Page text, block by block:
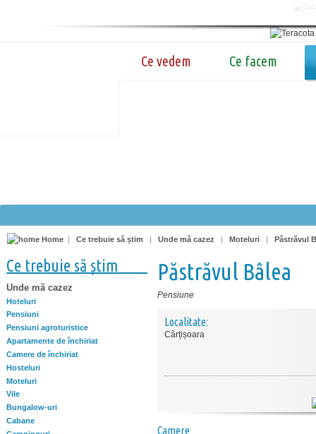
Ce vedem Ce facem
Home | Ce trebuie să știm | Unde mă cazez | Moteluri | Păstrăvul
Ce trebuie să știm
Unde mă cazez
Hoteluri
Pensiuni
Pensiuni agroturistice
Apartamente de închiriat
Camere de închiriat
Hosteluri
Moteluri
Vile
Bungalow-uri
Cabane
Păstrăvul Bâlea
Pensiune
Localitate:
Cârțișoara
Camere